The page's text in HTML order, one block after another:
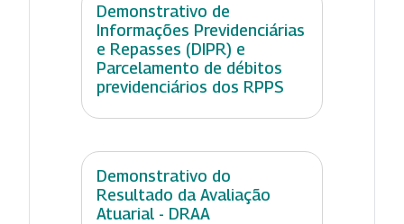
Demonstrativo de
Informações Previdenciárias
e Repasses (DIPR) e
Parcelamento de débitos
previdenciários dos RPPS
Demonstrativo do
Resultado da Avaliação
Atuarial - DRAA